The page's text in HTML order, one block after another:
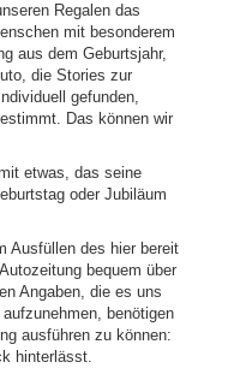
Regalen das
mit besonderem
aus dem Geburtsjahr,
die Stories zur
gefunden,
Das können wir
etwas, das seine
oder Jubiläum
Ausfüllen des hier bereit
bequem über
Angaben, die es uns
benötigen
ausführen zu können:
hinterlässt.